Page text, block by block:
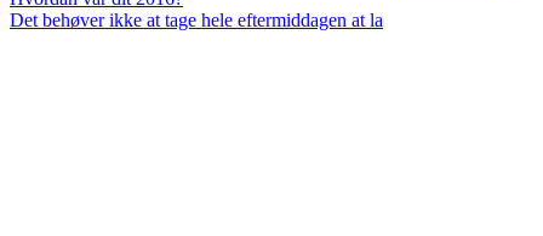
Det behøver ikke at tage hele eftermiddagen at la